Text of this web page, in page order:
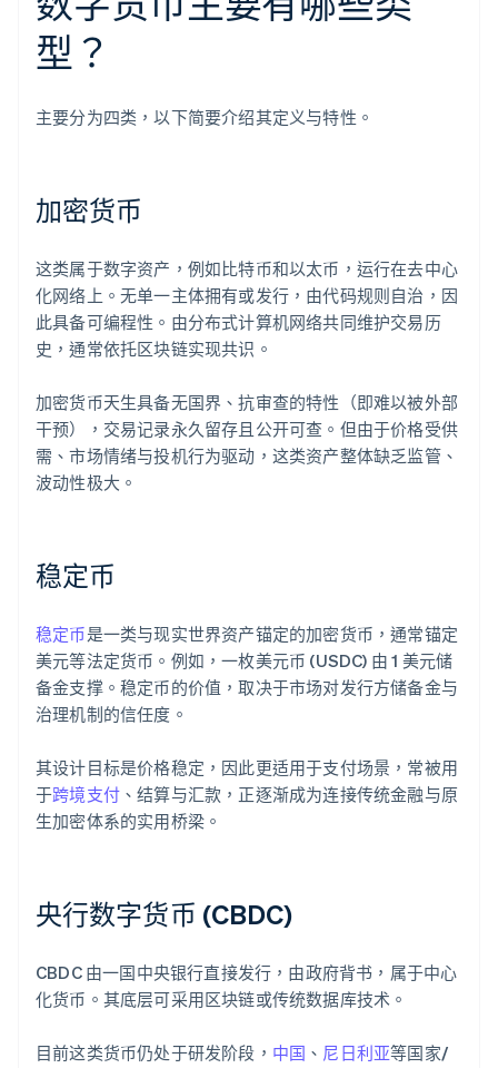
型？
主要分为四类，以下简要介绍其定义与特性。
加密货币
这类属于数字资产，例如比特币和以太币，运行在去中心
化网络上。无单一主体拥有或发行，由代码规则自治，因
此具备可编程性。由分布式计算机网络共同维护交易历
史，通常依托区块链实现共识。
加密货币天生具备无国界、抗审查的特性（即难以被外部
干预），交易记录永久留存且公开可查。但由于价格受供
需、市场情绪与投机行为驱动，这类资产整体缺乏监管、
波动性极大。
稳定币
稳定币是一类与现实世界资产锚定的加密货币，通常锚定
美元等法定货币。例如，一枚美元币 (USDC) 由 1 美元储
备金支撑。稳定币的价值，取决于市场对发行方储备金与
治理机制的信任度。
其设计目标是价格稳定，因此更适用于支付场景，常被用
于跨境支付 、结算与汇款，正逐渐成为连接传统金融与原
生加密体系的实用桥梁。
央行数字货币 (CBDC)
CBDC 由一国中央银行直接发行，由政府背书，属于中心
化货币。其底层可采用区块链或传统数据库技术。
目前这类货币仍处于研发阶段， 中国 、 尼日利亚等国家/